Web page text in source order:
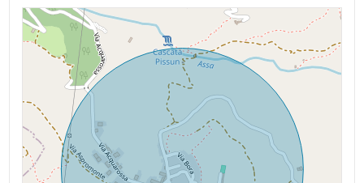
Indip su lati: 2
Ristrutturazione: 2011: completa
Stato del tetto: Nuovo
Spese Riscaldamento/anno: 500 €
Spese Condominiali/anno: 180/anno